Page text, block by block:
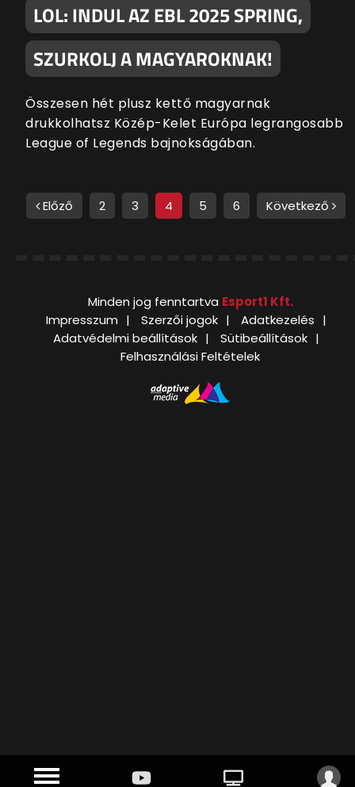
LOL: INDUL AZ EBL 2025 SPRING,
SZURKOLJ A MAGYAROKNAK!
Összesen hét plusz kettő magyarnak
drukkolhatsz Közép-Kelet Európa legrangosabb
League of Legends bajnokságában.
Előző 2 3 4 5 6 Következő
Minden jog fenntartva Esport1 Kft.
Impresszum
Szerzői jogok
Adatkezelés
Adatvédelmi beállítások
Sütibeállítások
Felhasználási Feltételek